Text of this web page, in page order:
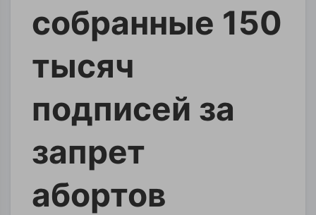
собранные 150
тысяч
подписей за
запрет
абортов